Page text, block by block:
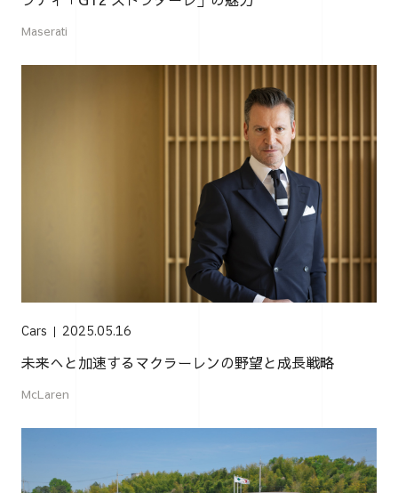
Maserati
Cars 2025.05.16
未来へと加速するマクラーレンの野望と成長戦略
McLaren